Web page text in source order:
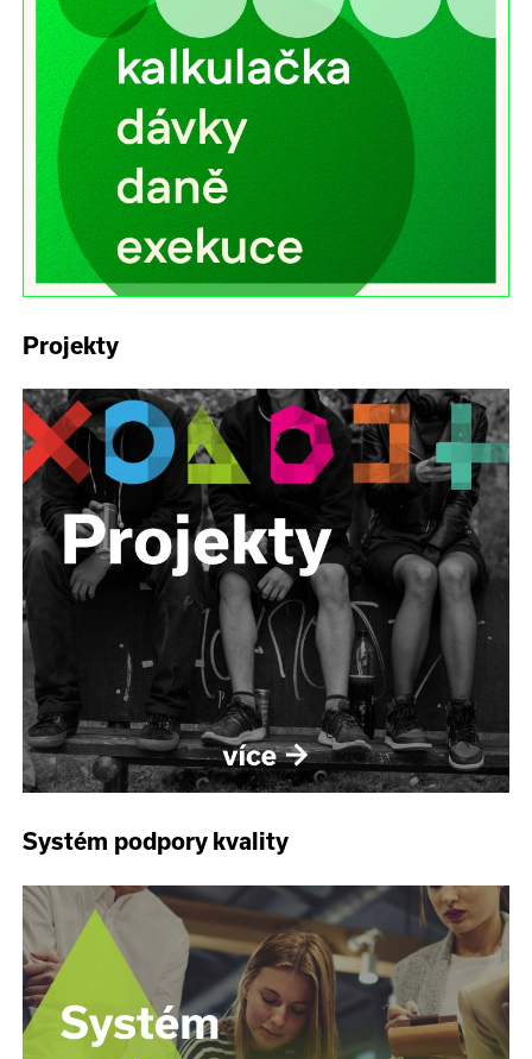
Projekty
Systém podpory kvality